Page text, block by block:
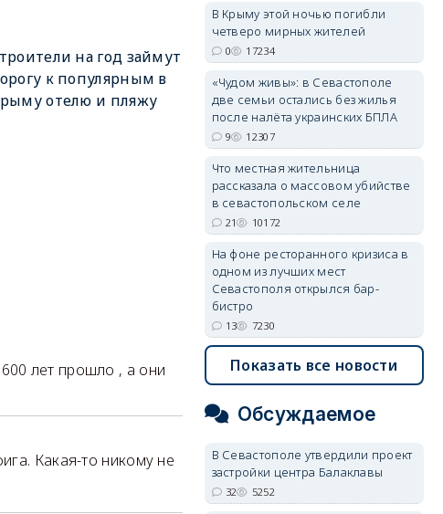
на год займут
к популярным в
отелю и пляжу
лет прошло , а они
Какая-то никому не
В Крыму этой ночью погибли
четверо мирных жителей
0 17234
«Чудом живы»: в Севастополе
две семьи остались без жилья
после налёта украинских БПЛА
9 12307
Что местная жительница
рассказала о массовом убийстве
в севастопольском селе
21 10172
На фоне ресторанного кризиса в
одном из лучших мест
Севастополя открылся бар-
бистро
13 7230
Показать все новости
Обсуждаемое
В Севастополе утвердили проект
застройки центра Балаклавы
32 5252